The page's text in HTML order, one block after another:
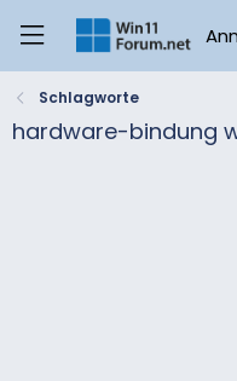
Schlagworte
hardware-bindung